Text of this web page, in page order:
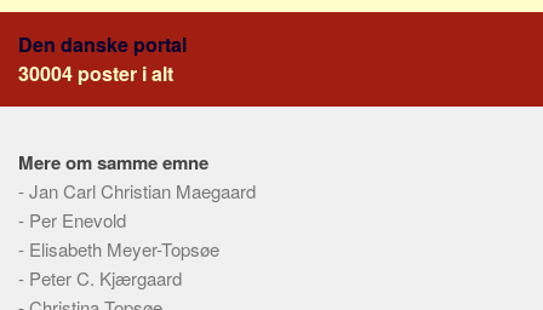
Den danske portal
30004 poster i alt
Mere om samme emne
-Jan Carl Christian Maegaard
- Per Enevold
- Elisabeth Meyer-Topsøe
- Peter C. Kjærgaard